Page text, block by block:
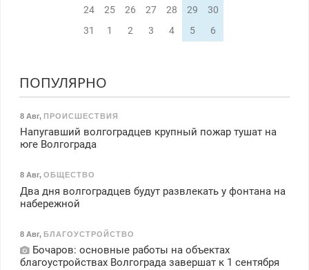
24 25 26 27 28 29
30
31
1 2 3 4 5 6
ПОПУЛЯРНО
8 Авг, ПРОИСШЕСТВИЯ
Напугавший волгоградцев крупный пожар тушат на
юге Волгограда
8 Авг, ОБЩЕСТВО
Два дня волгоградцев будут развлекать у фонтана на
набережной
8 Авг, БЛАГОУСТРОЙСТВО
Бочаров: основные работы на объектах
благоустройствах Волгограда завершат к 1 сентября